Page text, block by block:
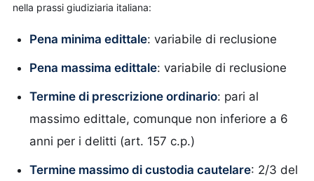
nella prassi giudiziaria italiana:
Pena minima edittale: variabile di reclusione
Pena massima edittale: variabile di reclusione
Termine di prescrizione ordinario: pari al
massimo edittale, comunque non inferiore a 6
anni per i delitti (art. 157 c.p.)
Termine massimo di custodia cautelare: 2/3 del